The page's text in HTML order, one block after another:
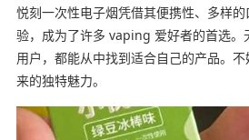
悦刻一次性电子烟凭借其便携性、多样
验，成为了许多 vaping 爱好者的首选。
用户，都能从中找到适合自己的产品。
来的独特魅力。